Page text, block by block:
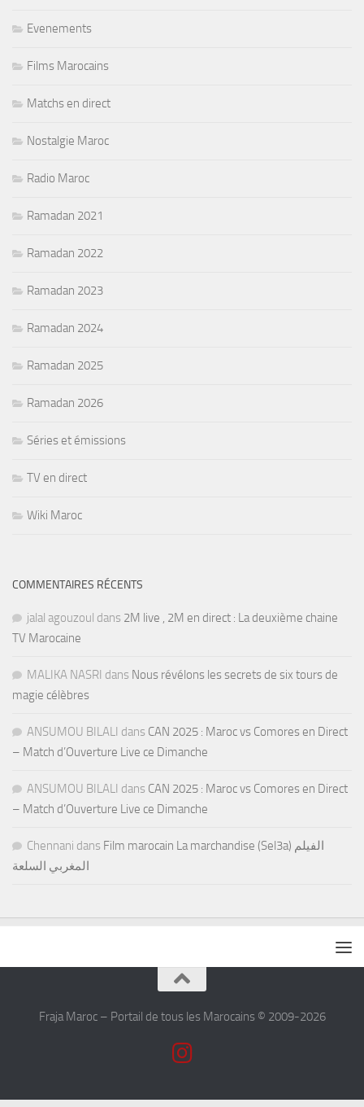
Evenements
Films Marocains
Matchs en direct
Nostalgie Maroc
Radio Maroc
Ramadan 2021
Ramadan 2022
Ramadan 2023
Ramadan 2024
Ramadan 2025
Ramadan 2026
Séries et émissions
TV en direct
Wiki Maroc
COMMENTAIRES RÉCENTS
jalal agouzoul dans 2M live , 2M en direct : La deuxième chaine
TV Marocaine
MALIKA NASRI dans Nous révélons les secrets de six tours de
magie célèbres
ANSUMOU BILALI dans CAN 2025 : Maroc vs Comores en Direct
– Match d’Ouverture Live ce Dimanche
ANSUMOU BILALI dans CAN 2025 : Maroc vs Comores en Direct
– Match d’Ouverture Live ce Dimanche
Chennani dans Film marocain La marchandise (Sel3a) الفيلم
المغربي السلعة
Fraja Maroc – Portail de tous les Marocains © 2009-2026